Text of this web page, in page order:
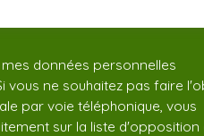
données personnelles
vous ne souhaitez pas faire
par voie téléphonique, vous
sur la liste d'opposition